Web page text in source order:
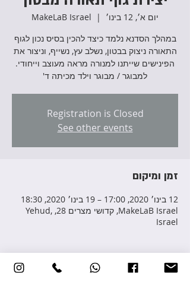
יום א׳, 12 בינו׳
  |
MakeLaB Israel
במהלך הסדנא נלמד כיצד להכין בסיס נכון לגוף
התאורה ניצוק בבטון, נשלב עץ, נשייף, וניצור את
למבוגר / מבוגר וילד מכיתה ד'
Registration is Closed
See other events
זמן ומיקום
12 בינו׳ 2020, 17:00 – 19 בינו׳ 2020, 18:30
MakeLaB Israel, קדושי מצרים 28, Yehud,
Israel
פרטי האירוע